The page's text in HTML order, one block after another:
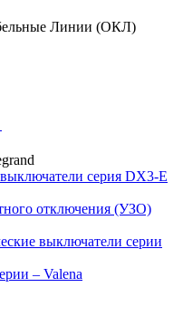
Линии (ОКЛ)
серия DX3-E
отключения (УЗО)
выключатели серии
– Valena